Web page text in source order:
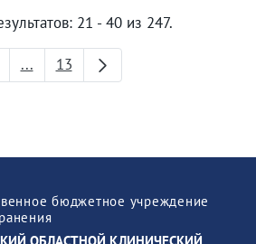
21 - 40 из 247.
...Промежуточные страницы
Страница
13
бюджетное учреждение